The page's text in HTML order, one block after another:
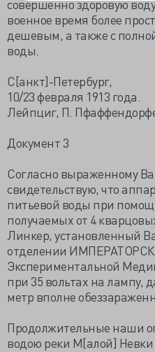
совершенно здоровую
военное время более
дешевым, а также с
воды.
С[анкт]-Петербург,
10/23 февраля 1913 года.
Лейпциг, П.
Документ 3
Согласно выраженному
свидетельствую, что
питьевой воды при
получаемых от 4
Линкер, установленный
отделении
Экспериментальной
при 35 вольтах на лампу,
метр вполне
Продолжительные наши
водою реки М[алой] Невки